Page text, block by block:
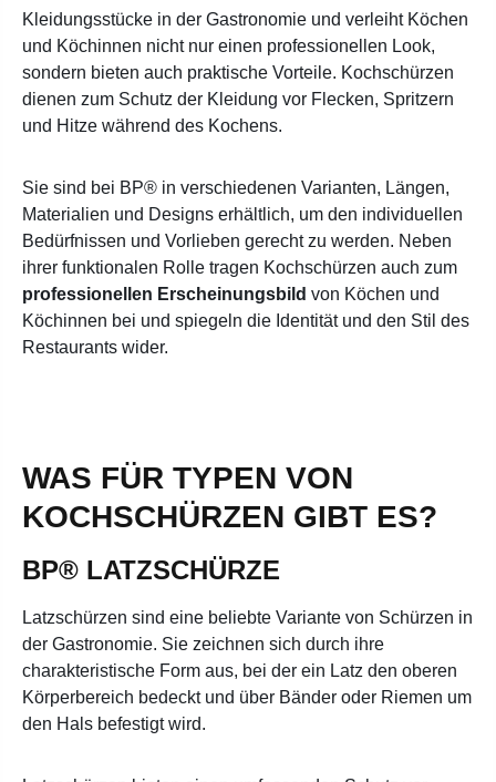
Kleidungsstücke in der Gastronomie und verleiht Köchen
und Köchinnen nicht nur einen professionellen Look,
sondern bieten auch praktische Vorteile. Kochschürzen
dienen zum Schutz der Kleidung vor Flecken, Spritzern
und Hitze während des Kochens.
Sie sind bei BP® in verschiedenen Varianten, Längen,
Materialien und Designs erhältlich, um den individuellen
Bedürfnissen und Vorlieben gerecht zu werden. Neben
ihrer funktionalen Rolle tragen Kochschürzen auch zum
professionellen Erscheinungsbild von Köchen und
Köchinnen bei und spiegeln die Identität und den Stil des
Restaurants wider.
WAS FÜR TYPEN VON
KOCHSCHÜRZEN GIBT ES?
BP® LATZSCHÜRZE
Latzschürzen sind eine beliebte Variante von Schürzen in
der Gastronomie. Sie zeichnen sich durch ihre
charakteristische Form aus, bei der ein Latz den oberen
Körperbereich bedeckt und über Bänder oder Riemen um
den Hals befestigt wird.